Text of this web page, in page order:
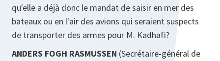
qu'elle a déjà donc le mandat de saisir en mer des
bateaux ou en l'air des avions qui seraient suspects
de transporter des armes pour M. Kadhafi?
ANDERS FOGH RASMUSSEN (Secrétaire-général de